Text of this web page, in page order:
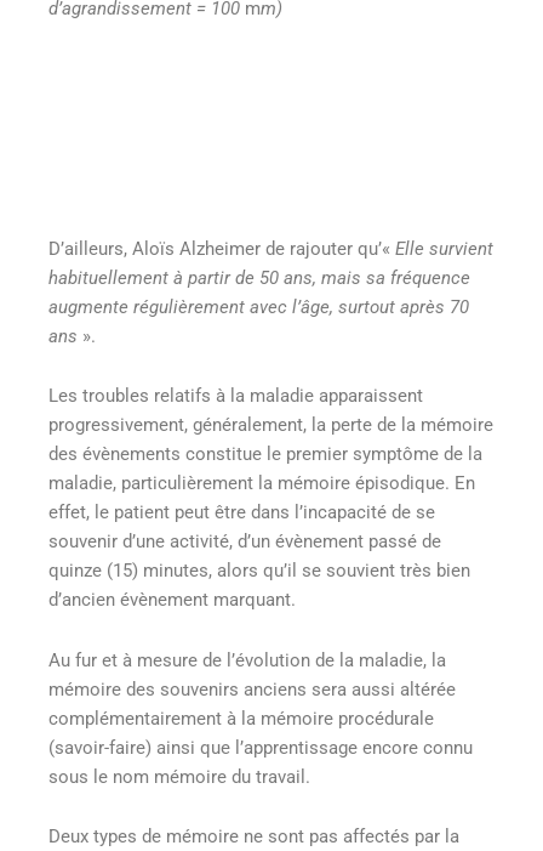
d’agrandissement = 100 mm)
D’ailleurs, Aloïs Alzheimer de rajouter qu’« Elle survient
habituellement à partir de 50 ans, mais sa fréquence
augmente régulièrement avec l’âge, surtout après 70
ans ».
Les troubles relatifs à la maladie apparaissent
progressivement, généralement, la perte de la mémoire
des évènements constitue le premier symptôme de la
maladie, particulièrement la mémoire épisodique. En
effet, le patient peut être dans l’incapacité de se
souvenir d’une activité, d’un évènement passé de
quinze (15) minutes, alors qu’il se souvient très bien
d’ancien évènement marquant.
Au fur et à mesure de l’évolution de la maladie, la
mémoire des souvenirs anciens sera aussi altérée
complémentairement à la mémoire procédurale
(savoir-faire) ainsi que l’apprentissage encore connu
sous le nom mémoire du travail.
Deux types de mémoire ne sont pas affectés par la